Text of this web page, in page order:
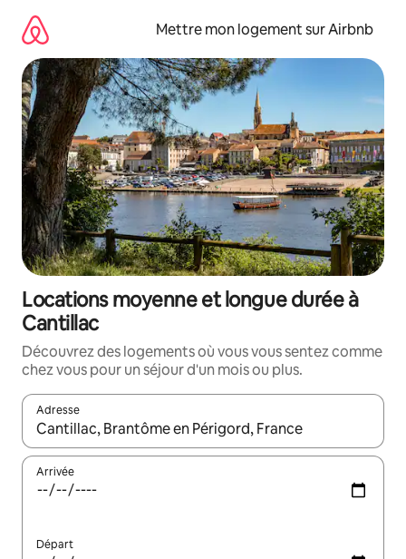
directement
contenu
Mettre mon logement sur Airbnb
Locations moyenne et longue durée à
Cantillac
Découvrez des logements où vous vous sentez comme
chez vous pour un séjour d'un mois ou plus.
Adresse
Lorsque les résultats s'affichent, utilisez les flèches vers le
Arrivée
Départ